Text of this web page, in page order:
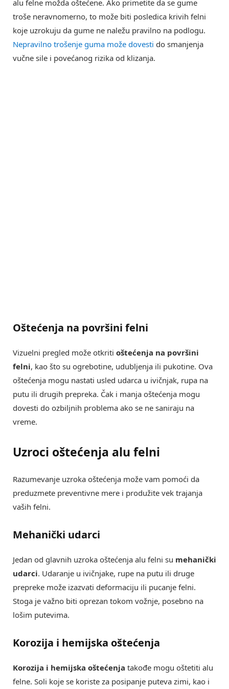
alu felne možda oštećene. Ako primetite da se gume
troše neravnomerno, to može biti posledica krivih felni
koje uzrokuju da gume ne naležu pravilno na podlogu.
Nepravilno trošenje guma može dovesti do smanjenja
vučne sile i povećanog rizika od klizanja.
Oštećenja na površini felni
Vizuelni pregled može otkriti oštećenja na površini
felni, kao što su ogrebotine, udubljenja ili pukotine. Ova
oštećenja mogu nastati usled udarca u ivičnjak, rupa na
putu ili drugih prepreka. Čak i manja oštećenja mogu
dovesti do ozbiljnih problema ako se ne saniraju na
vreme.
Uzroci oštećenja alu felni
Razumevanje uzroka oštećenja može vam pomoći da
preduzmete preventivne mere i produžite vek trajanja
vaših felni.
Mehanički udarci
Jedan od glavnih uzroka oštećenja alu felni su mehanički
udarci. Udaranje u ivičnjake, rupe na putu ili druge
prepreke može izazvati deformaciju ili pucanje felni.
Stoga je važno biti oprezan tokom vožnje, posebno na
lošim putevima.
Korozija i hemijska oštećenja
Korozija i hemijska oštećenja takođe mogu oštetiti alu
felne. Soli koje se koriste za posipanje puteva zimi, kao i